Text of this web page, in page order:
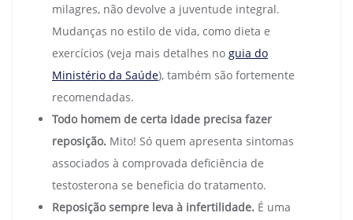
milagres, não devolve a juventude integral.
Mudanças no estilo de vida, como dieta e
exercícios (veja mais detalhes no guia do
Ministério da Saúde), também são fortemente
recomendadas.
Todo homem de certa idade precisa fazer
reposição. Mito! Só quem apresenta sintomas
associados à comprovada deficiência de
testosterona se beneficia do tratamento.
Reposição sempre leva à infertilidade. É uma